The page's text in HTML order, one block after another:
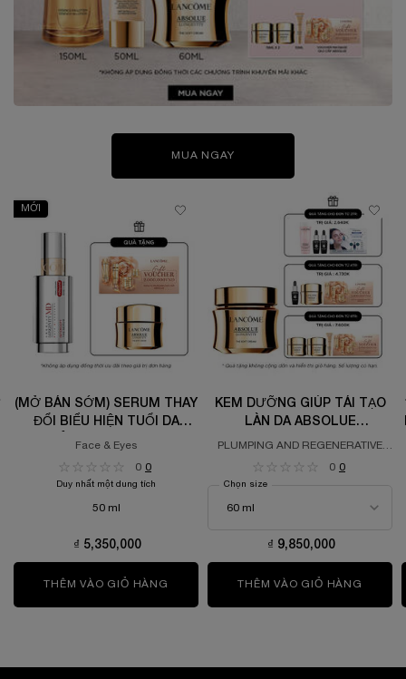
MUA NGAY
MỚI
(MỞ BÁN SỚM) SERUM THAY
ĐỔI BIỂU HIỆN TUỔI DA
LANCÔME LONGEVITY MD
Face & Eyes
0 0
Duy nhất một dung tích
50 ml
₫ 5,350,000
THÊM VÀO GIỎ HÀNG (MỞ BÁN SỚM) SERUM THAY ĐỔI BIỂU
KEM DƯỠNG GIÚP TÁI TẠO
LÀN DA ABSOLUE
LONGEVITY
PLUMPING AND REGENERATIVE
0 0
Chọn size
₫ 9,850,000
THÊM VÀO GIỎ HÀNG